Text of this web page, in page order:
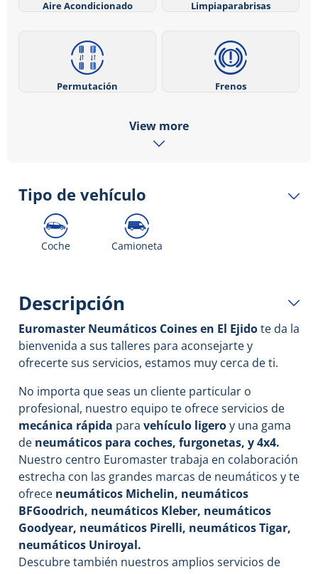
Aire Acondicionado Limpiaparabrisas
Permutación Frenos
View more
Tipo de vehículo
Coche Camioneta
Descripción
Euromaster Neumáticos Coines en El Ejidote da la
bienvenida a sus talleres para aconsejarte y
ofrecerte sus servicios, estamos muy cerca de ti.
No importa que seas un cliente particular o
profesional, nuestro equipo te ofrece servicios de
mecánica rápida para vehículo ligeroy una gama
de neumáticos para coches, furgonetas, y 4x4.
Nuestro centro Euromaster trabaja en colaboración
estrecha con las grandes marcas de neumáticos y te
ofrece neumáticos Michelin, neumáticos
BFGoodrich, neumáticos Kleber, neumáticos
Goodyear, neumáticos Pirelli, neumáticos Tigar,
neumáticos Uniroyal.
Descubre también nuestros amplios servicios de